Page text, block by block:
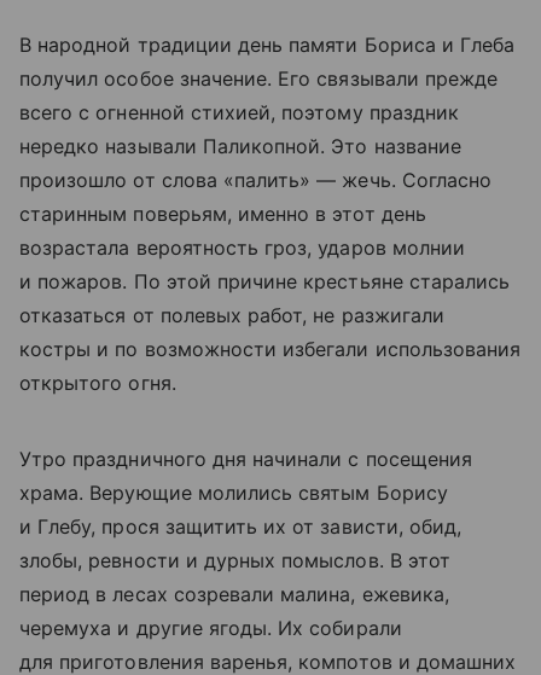
В народной традиции день памяти Бориса и Глеба
получил особое значение. Его связывали прежде
всего с огненной стихией, поэтому праздник
нередко называли Паликопной. Это название
произошло от слова «палить» — жечь. Согласно
старинным поверьям, именно в этот день
возрастала вероятность гроз, ударов молнии
и пожаров. По этой причине крестьяне старались
отказаться от полевых работ, не разжигали
костры и по возможности избегали использования
открытого огня.
Утро праздничного дня начинали с посещения
храма. Верующие молились святым Борису
и Глебу, прося защитить их от зависти, обид,
злобы, ревности и дурных помыслов. В этот
период в лесах созревали малина, ежевика,
черемуха и другие ягоды. Их собирали
для приготовления варенья, компотов и домашних